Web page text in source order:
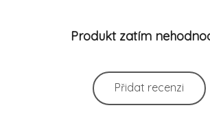
Produkt zatím
Přidat recenzi